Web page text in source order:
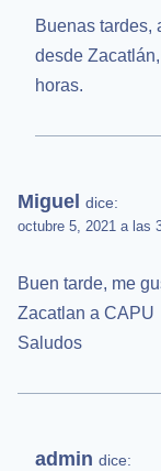
Buenas tardes,
desde
horas.
Miguel dice:
octubre 5, 2021 a las
Buen tarde, me
Zacatlan a CAPU
Saludos
admin dice: